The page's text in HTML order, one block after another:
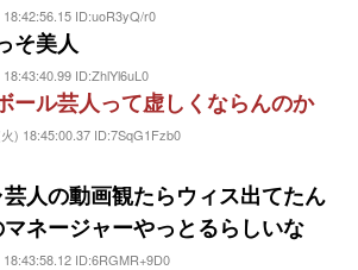
ID:uoR3yQ/r0
そ美人
ID:ZhlYl6uL0
ール芸人って虚しくならんのか
) 18:45:00.37 ID:7SqG1Fzb0
人の動画観たらウィス出てたん
ネージャーやっとるらしいな
ID:6RGMR+9D0